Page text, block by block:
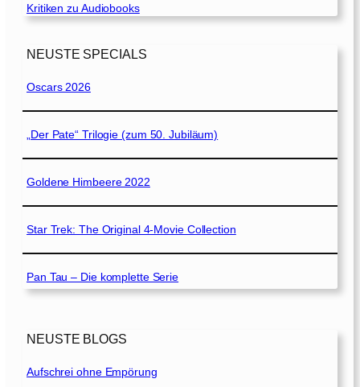
Kritiken zu Audiobooks
NEUSTE SPECIALS
Oscars 2026
„Der Pate“ Trilogie (zum 50. Jubiläum)
Goldene Himbeere 2022
Star Trek: The Original 4-Movie Collection
Pan Tau – Die komplette Serie
NEUSTE BLOGS
Aufschrei ohne Empörung